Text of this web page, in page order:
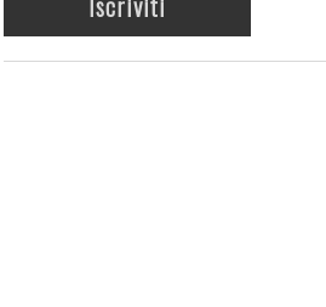
c) la comunicazione dei dati è facoltativa,
ma in mancanza non potremo evadere la
Sua richiesta;